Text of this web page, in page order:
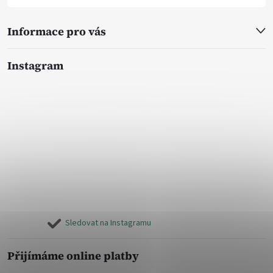
Informace pro vás
Instagram
Sledovat na Instagramu
Přijímáme online platby